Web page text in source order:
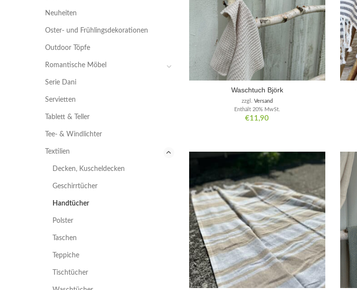
Waschtuch Björk
€11,90
Enthält 20% MwSt.
zzgl. Versand
Neuheiten
Oster- und Frühlingsdekorationen
Outdoor Töpfe
Romantische Möbel
Serie Dani
Servietten
Tablett & Teller
Tee- & Windlichter
Textilien
Decken, Kuscheldecken
Geschirrtücher
Handtücher
Polster
Taschen
Teppiche
Tischtücher